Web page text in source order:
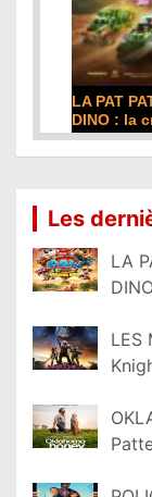
LA PAT
DINO : la
Les
LA
LES